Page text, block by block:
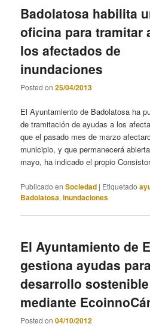
Badolatosa habilita
oficina para tramitar
los afectados de
inundaciones
Posted on25/04/2013
El Ayuntamiento de Badolatosa ha
de tramitación de ayudas a los
que el pasado mes de marzo
municipio, y que permanecerá
mayo, ha indicado el propio
Publicado en Sociedad | Etiquetado
Badolatosa,inundaciones
El Ayuntamiento de
gestiona ayudas
desarrollo sostenible
mediante
Posted on04/10/2012